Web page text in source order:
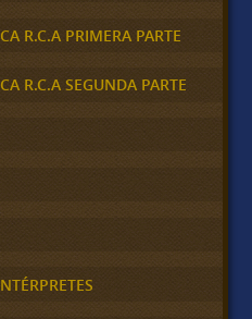
R.C.A PRIMERA PARTE
R.C.A SEGUNDA PARTE